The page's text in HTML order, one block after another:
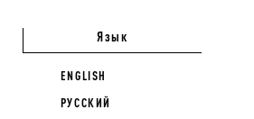
Язык
ENGLISH
РУССКИЙ